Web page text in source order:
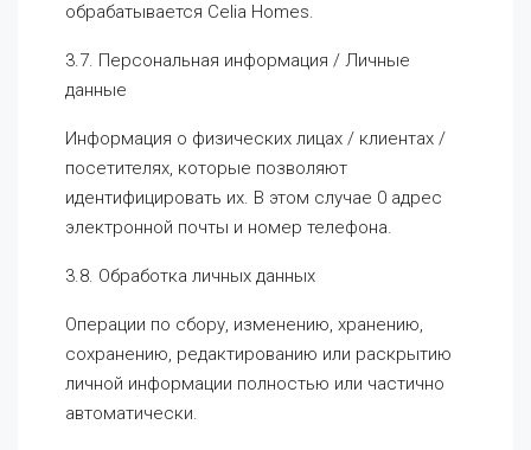
обрабатывается Celia Homes.
3.7. Персональная информация / Личные
данные
Информация о физических лицах / клиентах /
посетителях, которые позволяют
идентифицировать их. В этом случае 0 адрес
электронной почты и номер телефона.
3.8. Обработка личных данных
Операции по сбору, изменению, хранению,
сохранению, редактированию или раскрытию
личной информации полностью или частично
автоматически.